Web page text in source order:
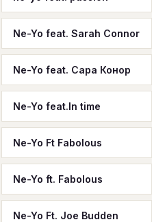
Ne-Yo feat. Sarah Connor
Ne-Yo feat. Сара Конор
Ne-Yo feat.In time
Ne-Yo Ft Fabolous
Ne-Yo ft. Fabolous
Ne-Yo Ft. Joe Budden